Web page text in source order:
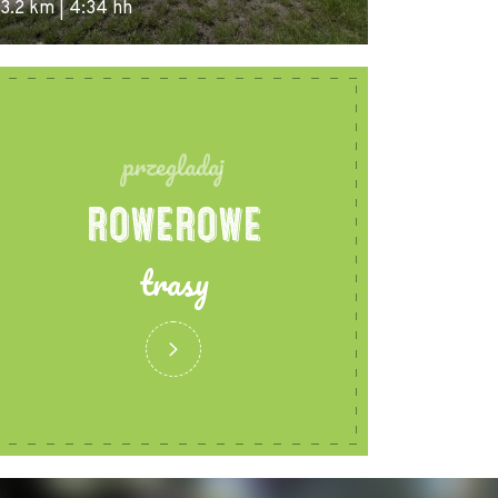
km | 4:34 hh
przegladaj
ROWEROWE
trasy